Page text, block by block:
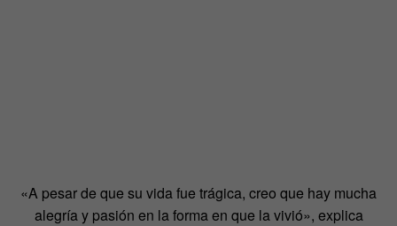
«A pesar de que su vida fue trágica, creo que hay mucha
alegría y pasión en la forma en que la vivió», explica